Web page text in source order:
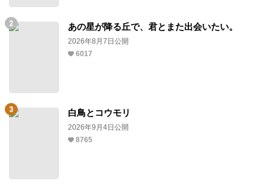
あの星が降る丘で、君とまた出会いたい。
2026年8月7日公開
6017
白鳥とコウモリ
2026年9月4日公開
8765